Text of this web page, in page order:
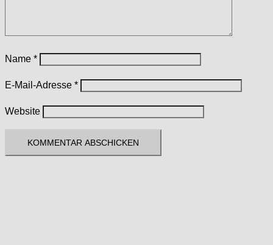
Name *
E-Mail-Adresse *
Website